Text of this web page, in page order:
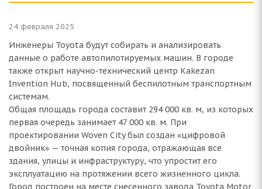
24 февраля 2025
Инженеры Toyota будут собирать и анализировать
данные о работе автопилотируемых машин. В городе
также открыт научно-технический центр Kakezan
Invention Hub, посвященный беспилотным транспортным
системам.
Общая площадь города составит 294 000 кв. м, из которых
первая очередь занимает 47 000 кв. м. При
проектировании Woven City был создан «цифровой
двойник» — точная копия города, отражающая все
здания, улицы и инфраструктуру, что упростит его
эксплуатацию на протяжении всего жизненного цикла.